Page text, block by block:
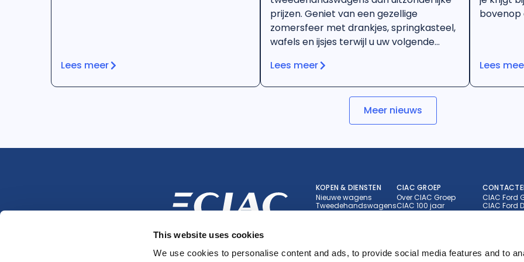
This website uses cookies
We use cookies to personalise content and ads, to provide social media features and to
Lees meer
prijzen. Geniet van een gezellige
zomersfeer met drankjes, springkasteel,
wafels en ijsjes terwijl u uw volgende
geen tweede kans.
Lees meer
bovenop
Lees
Meer nieuws
Volg ons op
KOPEN & DIENSTEN
Nieuwe wagens
Tweedehandswagens
Merken
Jouw wagen verkopen
CIAC GROEP
Over CIAC Groep
CIAC 100 jaar
Nieuws en evenementen
CIAC Ford
CIAC Ford
CIAC Ford